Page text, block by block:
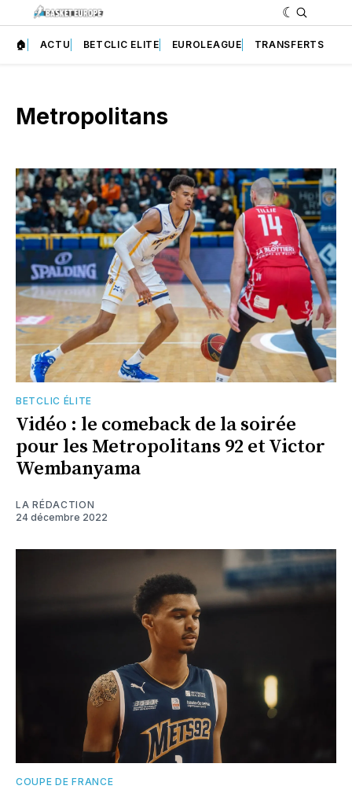
🏠 ACTU BETCLIC ELITE EUROLEAGUE TRANSFERTS
Metropolitans
BETCLIC ÉLITE
Vidéo : le comeback de la soirée
pour les Metropolitans 92 et Victor
Wembanyama
LA RÉDACTION
24 décembre 2022
COUPE DE FRANCE